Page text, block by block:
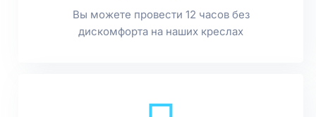
Вы можете провести 12 часов без
дискомфорта на наших креслах